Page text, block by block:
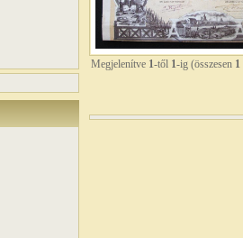
Megjelenítve 1-től 1-ig (összesen 1